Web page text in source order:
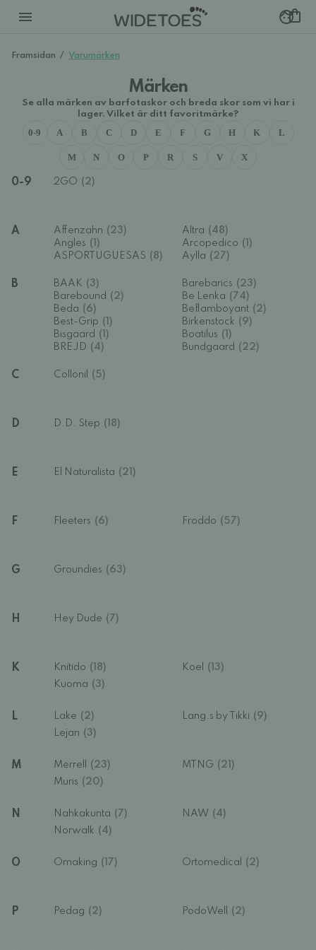
Framsidan / Varumärken
Märken
Se alla märken av barfotaskor och breda skor som vi har i
lager. Vilket är ditt favoritmärke?
0-9 A B C D E F G H K L
M N O P R S V X
0-9 2GO (2)
A Affenzahn (23) Altra (48)
Angles (1) Arcopedico (1)
ASPORTUGUESAS (8) Aylla (27)
B BAAK (3) Barebarics (23)
Barebound (2) Be Lenka (74)
Beda (6) Beflamboyant (2)
Best-Grip (1) Birkenstock (9)
Bisgaard (1) Boatilus (1)
BREJD (4) Bundgaard (22)
C Collonil (5)
D D.D. Step (18)
E El Naturalista (21)
F Fleeters (6) Froddo (57)
G Groundies (63)
H Hey Dude (7)
K Knitido (18) Koel
(13)
Kuoma (3)
L Lake (2) Lang.s by Tikki (9)
Lejan (3)
M Merrell (23) MTNG (21)
Muris (20)
N Nahkakunta (7) NAW (4)
Norwalk (4)
O Omaking (17) Ortomedical (2)
P Pedag (2) PodoWell (2)